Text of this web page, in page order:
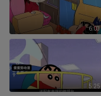
6:03
5:25